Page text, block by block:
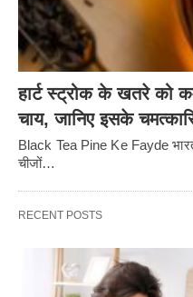
हार्ट स्ट्रोक के खतरे को
चाय, जानिए इसके
Black Tea Pine Ke Fayde
चीजों…
RECENT POSTS